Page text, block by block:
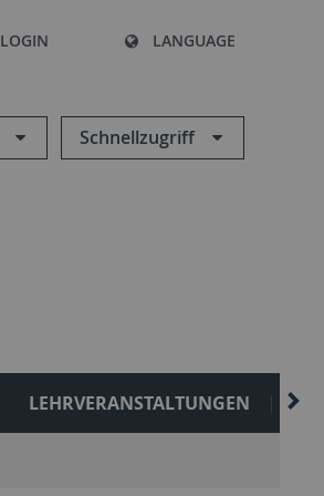
LOGIN LANGUAGE
Schnellzugriff
LEHRVERANSTALTUNGEN